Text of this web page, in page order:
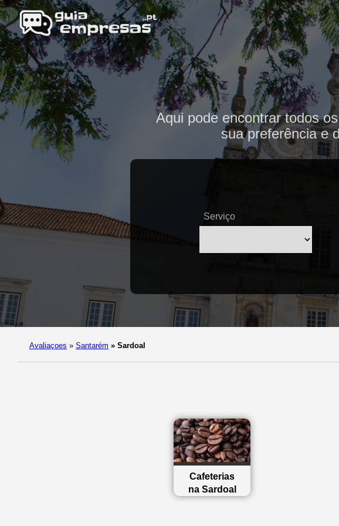
Aqui pode encontrar todos
sua preferência e
Serviço
Avaliaçoes » Santarém » Sardoal
Cafeterias
na Sardoal